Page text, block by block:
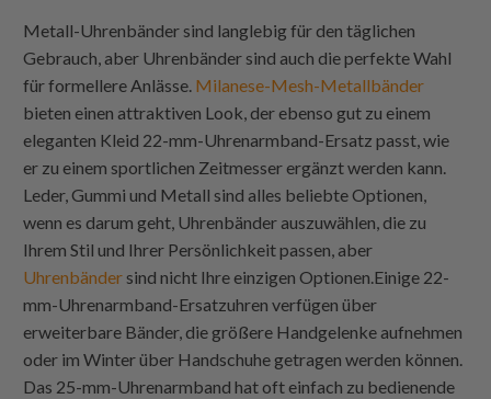
Metall-Uhrenbänder sind langlebig für den täglichen
Gebrauch, aber Uhrenbänder sind auch die perfekte Wahl
für formellere Anlässe. Milanese-Mesh-Metallbänder
bieten einen attraktiven Look, der ebenso gut zu einem
eleganten Kleid 22-mm-Uhrenarmband-Ersatz passt, wie
er zu einem sportlichen Zeitmesser ergänzt werden kann.
Leder, Gummi und Metall sind alles beliebte Optionen,
wenn es darum geht, Uhrenbänder auszuwählen, die zu
Ihrem Stil und Ihrer Persönlichkeit passen, aber
Uhrenbänder sind nicht Ihre einzigen Optionen.Einige 22-
mm-Uhrenarmband-Ersatzuhren verfügen über
erweiterbare Bänder, die größere Handgelenke aufnehmen
oder im Winter über Handschuhe getragen werden können.
Das 25-mm-Uhrenarmband hat oft einfach zu bedienende